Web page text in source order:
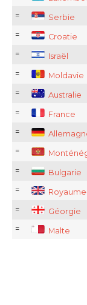
= Serbie
= Croatie
= Israël
= Moldavie
= Australie
= France
=
=
= Bulgarie
=
= Géorgie
= Malte